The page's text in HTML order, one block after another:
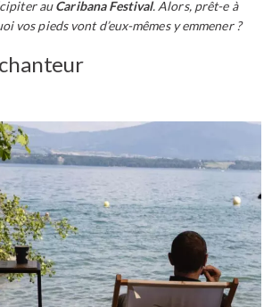
auCaribana Festival. Alors, prêt-e à
vos pieds vont d’eux-mêmes y emmener ?